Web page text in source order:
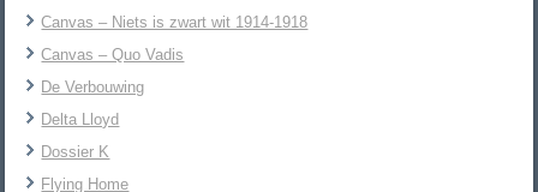
Canvas – Niets is zwart wit 1914-1918
Canvas – Quo Vadis
De Verbouwing
Delta Lloyd
Dossier K
Flying Home